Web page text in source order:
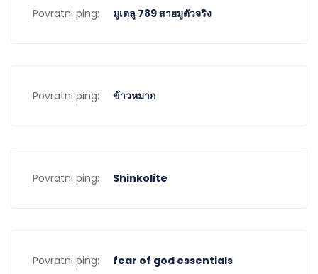
Povratni ping: มูเตลู 789 สายมูตัวจริง
Povratni ping: ข้าวหมาก
Povratni ping: Shinkolite
Povratni ping: fear of god essentials